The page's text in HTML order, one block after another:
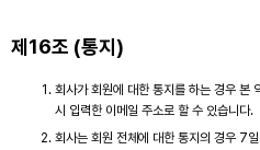
제16조 (통지)
회사가 회원에 대한 통지를 하는 경우 본
시 입력한 이메일 주소로 할 수 있습니다.
회사는 회원 전체에 대한 통지의 경우 7